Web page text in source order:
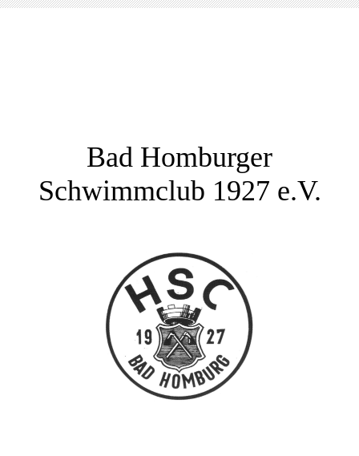
Bad Homburger
Schwimmclub 1927 e.V.